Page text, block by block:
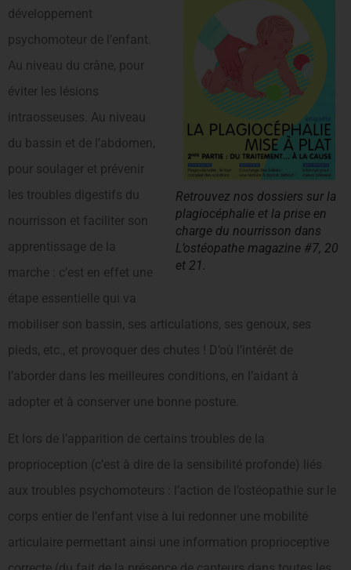
Retrouvez nos dossiers sur la
plagiocéphalie et la prise en
charge du nourrisson dans
L’ostéopathe magazine #7, 20
et 21.
développement
psychomoteur de l’enfant.
Au niveau du crâne, pour
éviter les lésions
intraosseuses. Au niveau
du bassin et de l’abdomen,
pour soulager et prévenir
les troubles digestifs du
nourrisson et faciliter son
apprentissage de la
marche : c’est en effet une
étape essentielle qui va
mobiliser son bassin, ses articulations, ses genoux, ses
pieds, etc., et provoquer des chutes ! D’où l’intérêt de
l’aborder dans les meilleures conditions, en l’aidant à
adopter et à conserver une bonne posture.
Et lors de l’apparition de certains troubles de la
proprioception (c’est à dire de la sensibilité profonde) liés
aux troubles psychomoteurs : l’action de l’ostéopathie sur le
corps entier de l’enfant vise à lui redonner une mobilité
articulaire permettant ainsi une information proprioceptive